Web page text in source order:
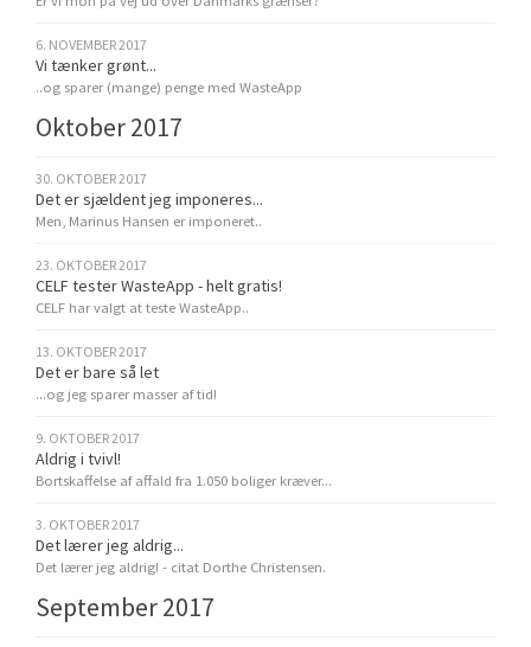
6. NOVEMBER 2017
Vi tænker grønt...
..og sparer (mange) penge med WasteApp
Oktober 2017
30. OKTOBER 2017
Det er sjældent jeg imponeres...
Men, Marinus Hansen er imponeret..
23. OKTOBER 2017
CELF tester WasteApp - helt gratis!
CELF har valgt at teste WasteApp..
13. OKTOBER 2017
Det er bare så let
...og jeg sparer masser af tid!
9. OKTOBER 2017
Aldrig i tvivl!
Bortskaffelse af affald fra 1.050 boliger kræver...
3. OKTOBER 2017
Det lærer jeg aldrig...
Det lærer jeg aldrig! - citat Dorthe Christensen.
September 2017